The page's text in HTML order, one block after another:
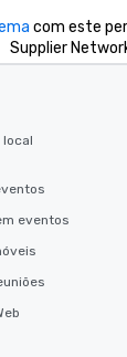
com este
Supplier
local
eventos